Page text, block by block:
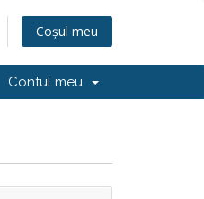
Coșul meu
Contul meu